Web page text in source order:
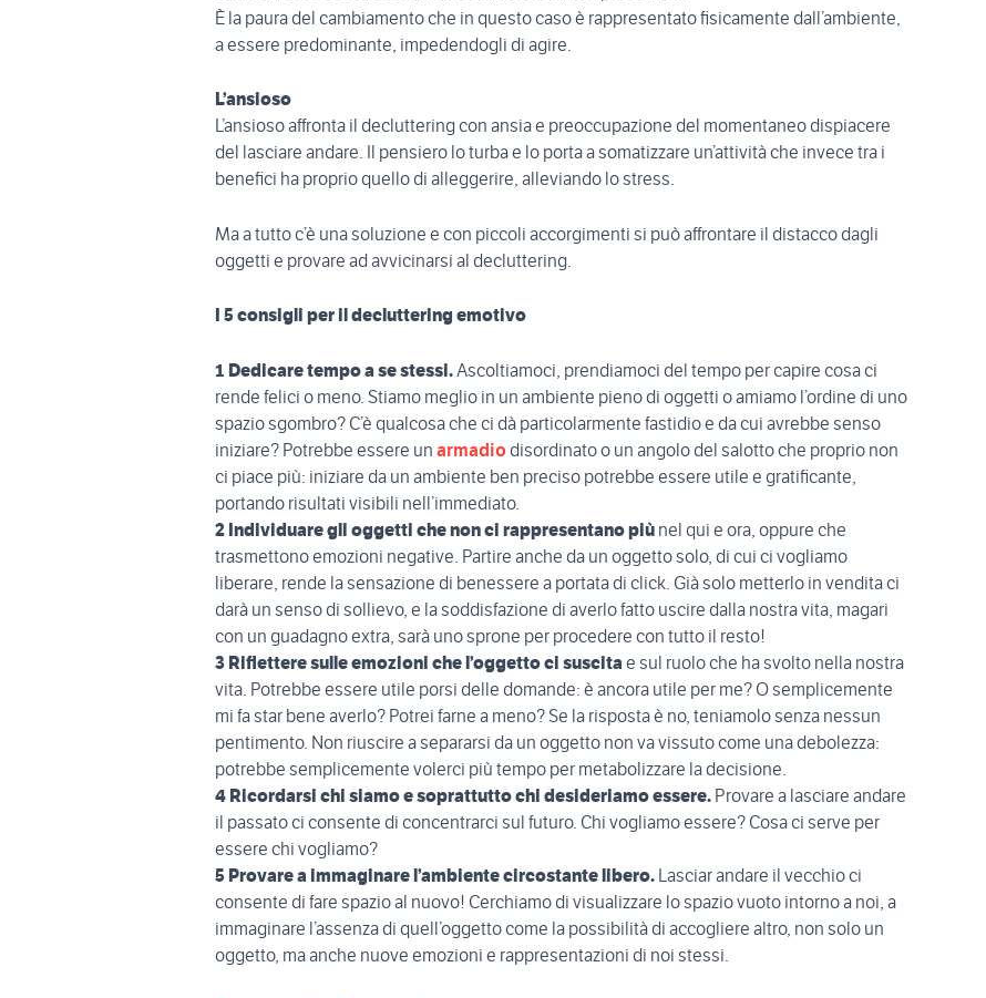
È la paura del cambiamento che in questo caso è rappresentato fisicamente dall’ambiente,
a essere predominante, impedendogli di agire.
L’ansioso
L’ansioso affronta il decluttering con ansia e preoccupazione del momentaneo dispiacere
del lasciare andare. Il pensiero lo turba e lo porta a somatizzare un’attività che invece tra i
benefici ha proprio quello di alleggerire, alleviando lo stress.
Ma a tutto c’è una soluzione e con piccoli accorgimenti si può affrontare il distacco dagli
oggetti e provare ad avvicinarsi al decluttering.
I 5 consigli per il decluttering emotivo
1 Dedicare tempo a se stessi.Ascoltiamoci, prendiamoci del tempo per capire cosa ci
rende felici o meno. Stiamo meglio in un ambiente pieno di oggetti o amiamo l’ordine di uno
spazio sgombro? C’è qualcosa che ci dà particolarmente fastidio e da cui avrebbe senso
iniziare? Potrebbe essere un armadiodisordinato o un angolo del salotto che proprio non
ci piace più: iniziare da un ambiente ben preciso potrebbe essere utile e gratificante,
portando risultati visibili nell’immediato.
2 Individuare gli oggetti che non ci rappresentano più nel qui e ora, oppure che
trasmettono emozioni negative. Partire anche da un oggetto solo, di cui ci vogliamo
liberare, rende la sensazione di benessere a portata di click. Già solo metterlo in vendita ci
darà un senso di sollievo, e la soddisfazione di averlo fatto uscire dalla nostra vita, magari
con un guadagno extra, sarà uno sprone per procedere con tutto il resto!
3 Riflettere sulle emozioni che l’oggetto ci suscita e sul ruolo che ha svolto nella nostra
vita. Potrebbe essere utile porsi delle domande: è ancora utile per me? O semplicemente
mi fa star bene averlo? Potrei farne a meno? Se la risposta è no, teniamolo senza nessun
pentimento. Non riuscire a separarsi da un oggetto non va vissuto come una debolezza:
potrebbe semplicemente volerci più tempo per metabolizzare la decisione.
4 Ricordarsi chi siamo e soprattutto chi desideriamo essere. Provare a lasciare andare
il passato ci consente di concentrarci sul futuro. Chi vogliamo essere? Cosa ci serve per
essere chi vogliamo?
5 Provare a immaginare l’ambiente circostante libero. Lasciar andare il vecchio ci
consente di fare spazio al nuovo! Cerchiamo di visualizzare lo spazio vuoto intorno a noi, a
immaginare l’assenza di quell’oggetto come la possibilità di accogliere altro, non solo un
oggetto, ma anche nuove emozioni e rappresentazioni di noi stessi.